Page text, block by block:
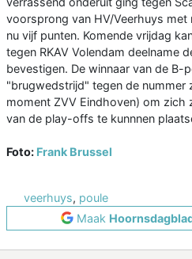
voorsprong van HV/Veerhuys
nu vijf punten. Komende vrijdag
tegen RKAV Volendam deelname
bevestigen. De winnaar van de B-
"brugwedstrijd" tegen de nummer
moment ZVV Eindhoven) om
van de play-offs te kunnnen
Foto: Frank Brussel
veerhuys, poule
Maak